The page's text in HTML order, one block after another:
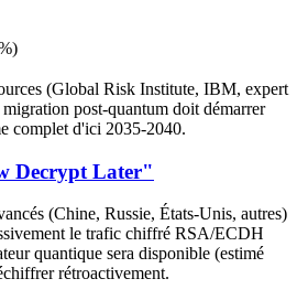
(Global Risk Institute, IBM, expert
post-quantum doit démarrer
complet d'ici 2035-2040.
Decrypt Later"
(Chine, Russie, États-Unis, autres)
le trafic chiffré RSA/ECDH
quantique sera disponible (estimé
rétroactivement.